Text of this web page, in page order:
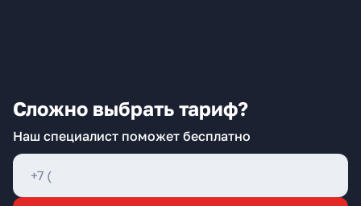
Сложно выбрать тариф?
Наш специалист поможет бесплатно